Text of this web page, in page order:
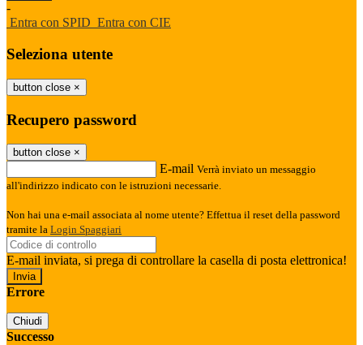
-
Entra con SPID Entra con CIE
Seleziona utente
button close ×
Recupero password
button close ×
E-mail Verrà inviato un messaggio
all'indirizzo indicato con le istruzioni necessarie.
Non hai una e-mail associata al nome utente? Effettua il reset della password
tramite la Login Spaggiari
E-mail inviata, si prega di controllare la casella di posta elettronica!
Errore
Chiudi
Successo